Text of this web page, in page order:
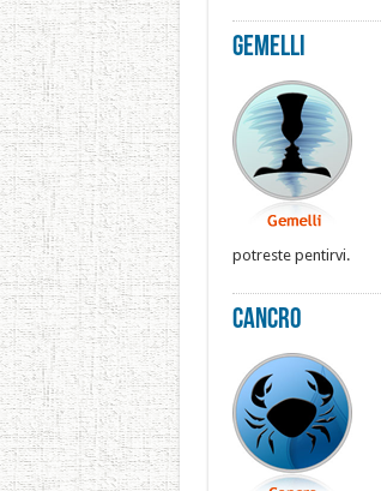
Gemelli
potreste pentirvi.
Cancro